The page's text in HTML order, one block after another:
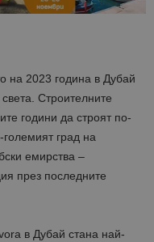
на 2023 година в Дубай
Строителните
години да строят по-
големият град на
емирства –
през последните
в Дубай стана най-